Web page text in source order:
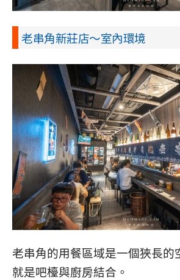
老串角新莊店～室內環境
老串角的用餐區域是一個狹長的
就是吧檯與廚房結合。